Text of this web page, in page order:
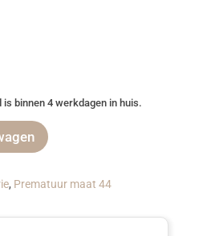
binnen 4 werkdagen in huis.
, Prematuur maat 44